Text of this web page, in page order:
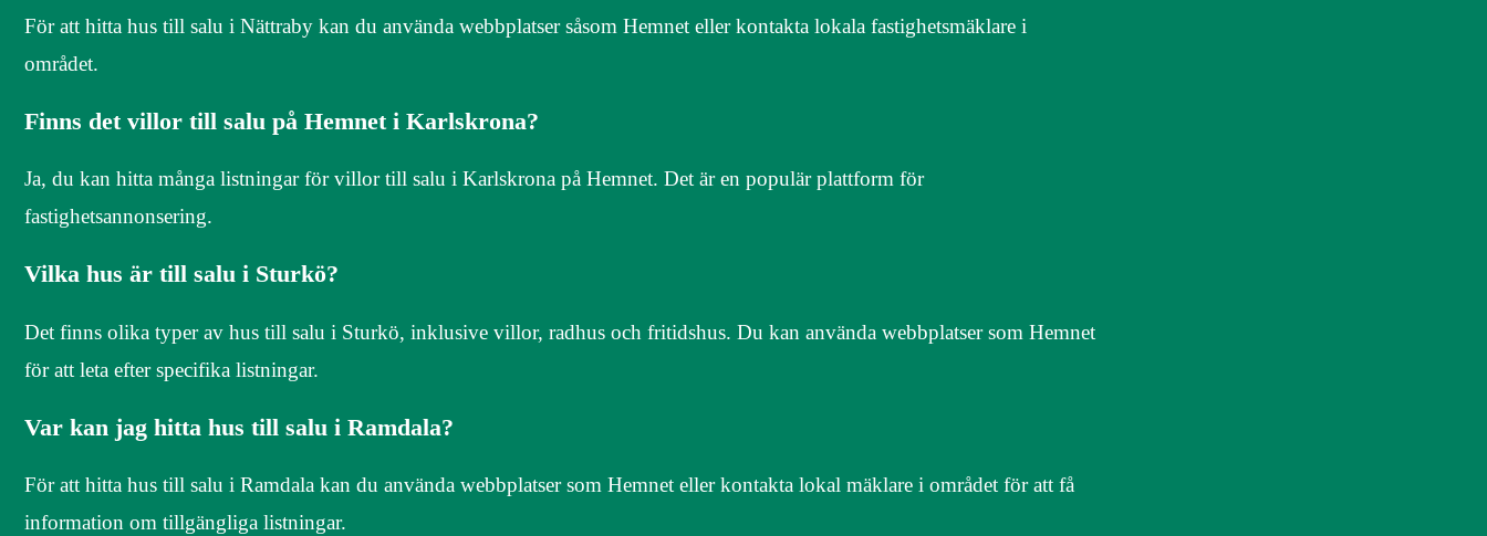
För att hitta hus till salu i Nättraby kan du använda webbplatser såsom Hemnet eller kontakta lokala fastighetsmäklare i
området.
Finns det villor till salu på Hemnet i Karlskrona?
Ja, du kan hitta många listningar för villor till salu i Karlskrona på Hemnet. Det är en populär plattform för
fastighetsannonsering.
Vilka hus är till salu i Sturkö?
Det finns olika typer av hus till salu i Sturkö, inklusive villor, radhus och fritidshus. Du kan använda webbplatser som Hemnet
för att leta efter specifika listningar.
Var kan jag hitta hus till salu i Ramdala?
För att hitta hus till salu i Ramdala kan du använda webbplatser som Hemnet eller kontakta lokal mäklare i området för att få
information om tillgängliga listningar.